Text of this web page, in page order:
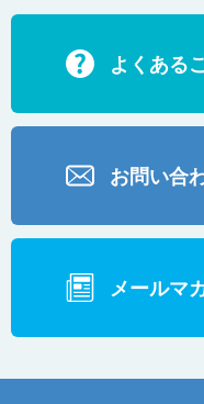
ECD2700
BD200・BD1000
よくある
お問い合
メールマ